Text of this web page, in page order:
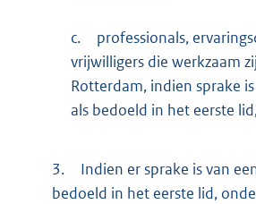
c.
professionals,
vrijwilligers die werkzaam
Rotterdam, indien sprake
als bedoeld in het eerste
3.
Indien er sprake is van
bedoeld in het eerste lid,